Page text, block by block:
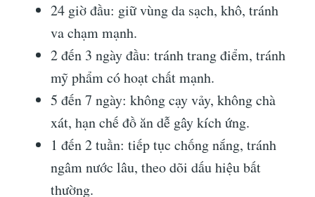
24 giờ đầu: giữ vùng da sạch, khô, tránh
va chạm mạnh.
2 đến 3 ngày đầu: tránh trang điểm, tránh
mỹ phẩm có hoạt chất mạnh.
5 đến 7 ngày: không cạy vảy, không chà
xát, hạn chế đồ ăn dễ gây kích ứng.
1 đến 2 tuần: tiếp tục chống nắng, tránh
ngâm nước lâu, theo dõi dấu hiệu bất
thường.